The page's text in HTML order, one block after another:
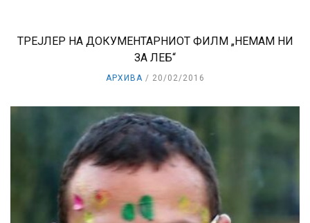
ТРЕЈЛЕР НА ДОКУМЕНТАРНИОТ ФИЛМ „НЕМАМ НИ
ЗА ЛЕБ“
АРХИВА 20/02/2016